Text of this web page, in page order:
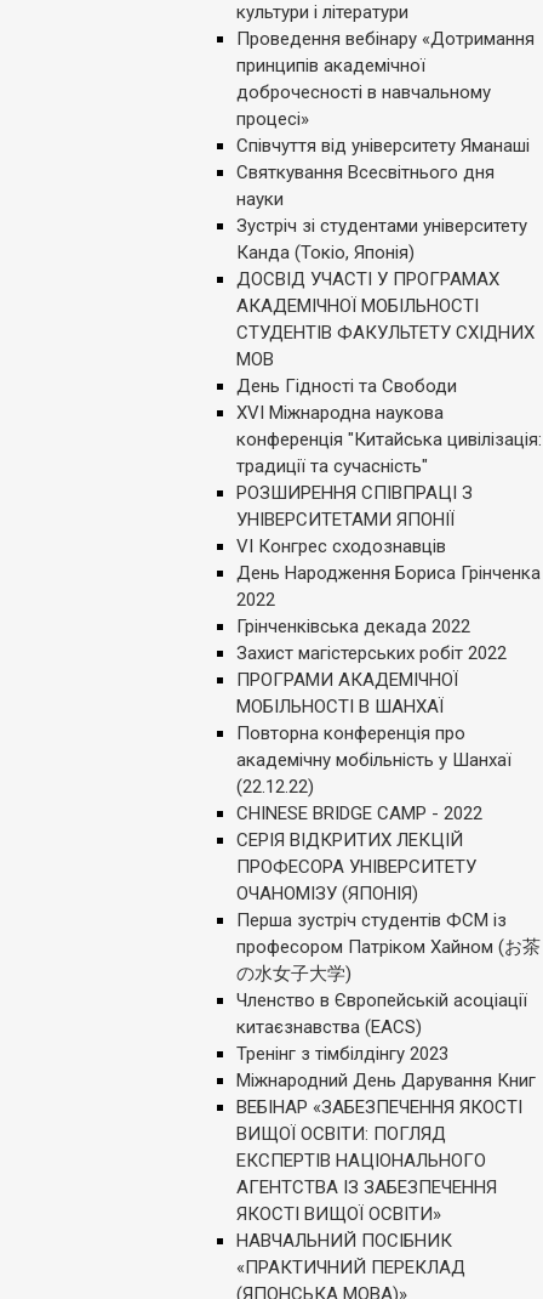
культури і літератури
Проведення вебінару «Дотримання
принципів академічної
доброчесності в навчальному
процесі»
Співчуття від університету Яманаші
Святкування Всесвітнього дня
науки
Зустріч зі студентами університету
Канда (Токіо, Японія)
ДОСВІД УЧАСТІ У ПРОГРАМАХ
АКАДЕМІЧНОЇ МОБІЛЬНОСТІ
СТУДЕНТІВ ФАКУЛЬТЕТУ СХІДНИХ
МОВ
День Гідності та Свободи
ХVI Міжнародна наукова
конференція "Китайська цивілізація:
традиції та сучасність"
РОЗШИРЕННЯ СПІВПРАЦІ З
УНІВЕРСИТЕТАМИ ЯПОНІЇ
VI Конгрес сходознавців
День Народження Бориса Грінченка
2022
Грінченківська декада 2022
Захист магістерських робіт 2022
ПРОГРАМИ АКАДЕМІЧНОЇ
МОБІЛЬНОСТІ В ШАНХАЇ
Повторна конференція про
академічну мобільність у Шанхаї
(22.12.22)
СHINESE BRIDGE CAMP - 2022
СЕРІЯ ВІДКРИТИХ ЛЕКЦІЙ
ПРОФЕСОРА УНІВЕРСИТЕТУ
ОЧАНОМІЗУ (ЯПОНІЯ)
Перша зустріч студентів ФСМ із
професором Патріком Хайном (お茶
の水女子大学)
Членство в Європейській асоціації
китаєзнавства (EACS)
Тренінг з тімбілдінгу 2023
Міжнародний День Дарування Книг
ВЕБІНАР «ЗАБЕЗПЕЧЕННЯ ЯКОСТІ
ВИЩОЇ ОСВІТИ: ПОГЛЯД
ЕКСПЕРТІВ НАЦІОНАЛЬНОГО
АГЕНТСТВА ІЗ ЗАБЕЗПЕЧЕННЯ
ЯКОСТІ ВИЩОЇ ОСВІТИ»
НАВЧАЛЬНИЙ ПОСІБНИК
«ПРАКТИЧНИЙ ПЕРЕКЛАД
(ЯПОНСЬКА МОВА)»